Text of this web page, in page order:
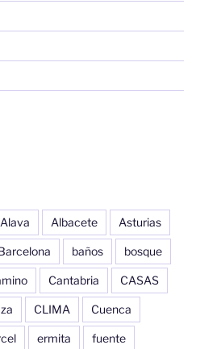
Alava Albacete Asturias
baños bosque
Cantabria CASAS
CLIMA Cuenca
ermita fuente